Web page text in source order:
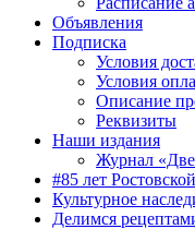
Объявления
Подписка
Условия
Условия
Описание
Реквизиты
Наши издания
Журнал
#85 лет
Культурное
Делимся